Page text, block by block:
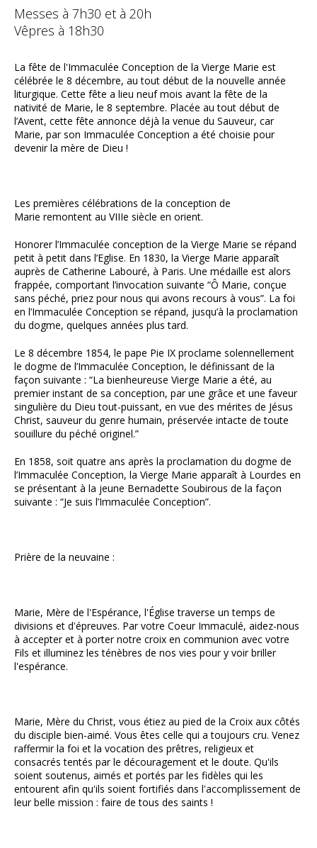
Messes à 7h30 et à 20h
Vêpres à 18h30
La fête de l'Immaculée Conception de la Vierge Marie est
célébrée le 8 décembre, au tout début de la nouvelle année
liturgique. Cette fête a lieu neuf mois avant la fête de la
nativité de Marie, le 8 septembre. Placée au tout début de
l’Avent, cette fête annonce déjà la venue du Sauveur, car
Marie, par son Immaculée Conception a été choisie pour
devenir la mère de Dieu !
Les premières célébrations de la conception de
Marie remontent au VIIIe siècle en orient.
Honorer l’Immaculée conception de la Vierge Marie se répand
petit à petit dans l’Eglise. En 1830, la Vierge Marie apparaît
auprès de Catherine Labouré, à Paris. Une médaille est alors
frappée, comportant l’invocation suivante “Ô Marie, conçue
sans péché, priez pour nous qui avons recours à vous”. La foi
en l’Immaculée Conception se répand, jusqu’à la proclamation
du dogme, quelques années plus tard.
Le 8 décembre 1854, le pape Pie IX proclame solennellement
le dogme de l’Immaculée Conception, le définissant de la
façon suivante : “La bienheureuse Vierge Marie a été, au
premier instant de sa conception, par une grâce et une faveur
singulière du Dieu tout-puissant, en vue des mérites de Jésus
Christ, sauveur du genre humain, préservée intacte de toute
souillure du péché originel.”
En 1858, soit quatre ans après la proclamation du dogme de
l’Immaculée Conception, la Vierge Marie apparaît à Lourdes en
se présentant à la jeune Bernadette Soubirous de la façon
suivante : “Je suis l’Immaculée Conception”.
Prière de la neuvaine :
Marie, Mère de l'Espérance, l'Église traverse un temps de
divisions et d'épreuves. Par votre Coeur Immaculé, aidez-nous
à accepter et à porter notre croix en communion avec votre
Fils et illuminez les ténèbres de nos vies pour y voir briller
l'espérance.
Marie, Mère du Christ, vous étiez au pied de la Croix aux côtés
du disciple bien-aimé. Vous êtes celle qui a toujours cru. Venez
raffermir la foi et la vocation des prêtres, religieux et
consacrés tentés par le découragement et le doute. Qu'ils
soient soutenus, aimés et portés par les fidèles qui les
entourent afin qu'ils soient fortifiés dans l'accomplissement de
leur belle mission : faire de tous des saints !